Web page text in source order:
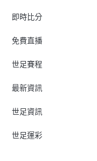
即時比分
免費直播
世足賽程
最新資訊
世足資訊
世足運彩